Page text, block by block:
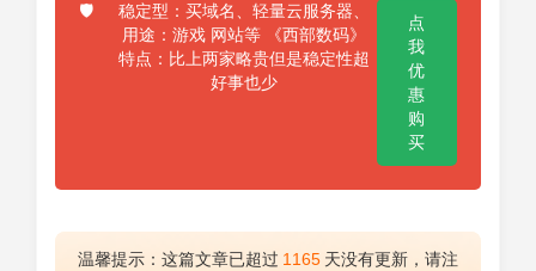
🛡️
稳定型：买域名、轻量云服务器、
用途：游戏 网站等 《西部数码》
特点：比上两家略贵但是稳定性超
好事也少
点
我
优
惠
购
买
温馨提示：这篇文章已超过 1165 天没有更新，请注